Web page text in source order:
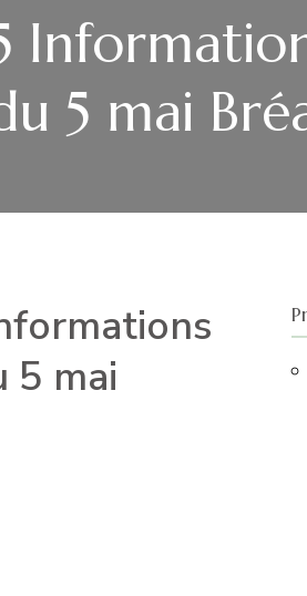
5 mai
5 mai